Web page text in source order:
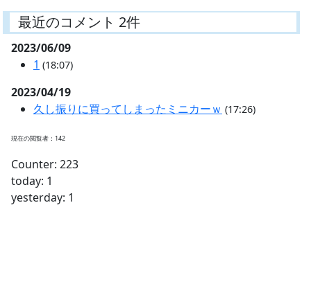
最近のコメント 2件
2023/06/09
1 (18:07)
2023/04/19
久し振りに買ってしまったミニカーｗ (17:26)
現在の閲覧者：142
Counter: 223
today: 1
yesterday: 1